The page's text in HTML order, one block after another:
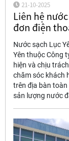
21-10-2025
Liên hệ
đơn điện
Nước sạch Lục
Yên thuộc Công
hiện và chịu
chăm sóc khách
trên địa bàn toàn
sản lượng nước